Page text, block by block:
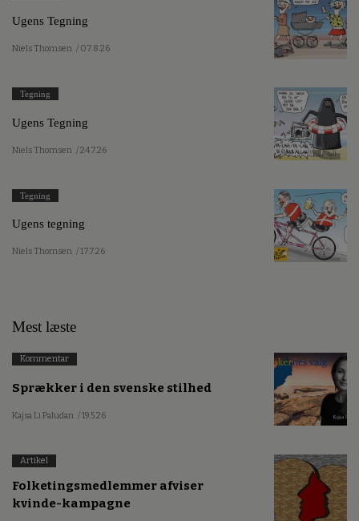
Ugens Tegning
Niels Thomsen / 07.8.26
Tegning
Ugens Tegning
Niels Thomsen / 24.7.26
Tegning
Ugens tegning
Niels Thomsen / 17.7.26
Mest læste
Kommentar
Sprækker i den svenske stilhed
Kajsa Li Paludan / 19.5.26
Artikel
Folketingsmedlemmer afviser
kvinde-kampagne